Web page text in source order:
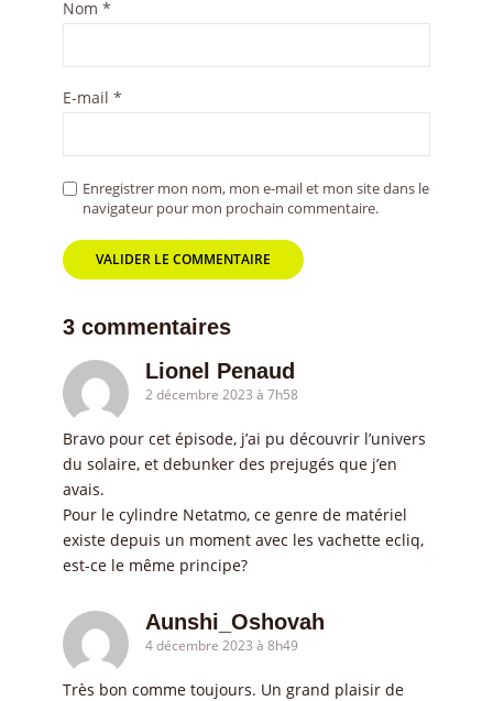
Nom *
E-mail *
Enregistrer mon nom, mon e-mail et mon site dans le
navigateur pour mon prochain commentaire.
3 commentaires
Lionel Penaud
2 décembre 2023 à 7h58
Bravo pour cet épisode, j’ai pu découvrir l’univers
du solaire, et debunker des prejugés que j’en
avais.
Pour le cylindre Netatmo, ce genre de matériel
existe depuis un moment avec les vachette ecliq,
est-ce le même principe?
Aunshi_Oshovah
4 décembre 2023 à 8h49
Très bon comme toujours. Un grand plaisir de